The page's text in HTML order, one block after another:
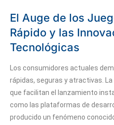
El Auge de los
Rápido y las
Tecnológicas
Los consumidores actuales
rápidas, seguras y atractivas.
que facilitan el lanzamiento
como las plataformas de
producido un fenómeno